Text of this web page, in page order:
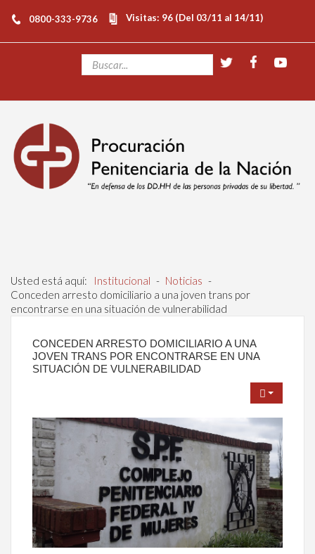
0800-333-9736 Visitas: 96 (Del 03/11 al 14/11)
Usted está aquí: Institucional - Noticias -
Conceden arresto domiciliario a una joven trans por
encontrarse en una situación de vulnerabilidad
CONCEDEN ARRESTO DOMICILIARIO A UNA
JOVEN TRANS POR ENCONTRARSE EN UNA
SITUACIÓN DE VULNERABILIDAD